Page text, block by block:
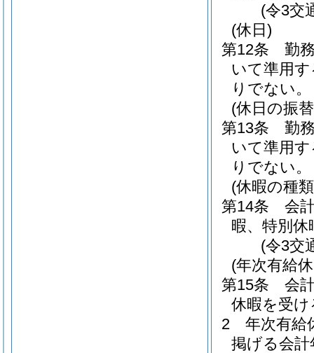
(令3交
(休日)
第12条
勤
いて準用
りでない。
(休日の振
第13条
勤
いて準用
りでない。
(休暇の種
第14条
会
暇、特別
(令3交
(年次有給
第15条
会
休暇を受
2
年次有給
掲げる会